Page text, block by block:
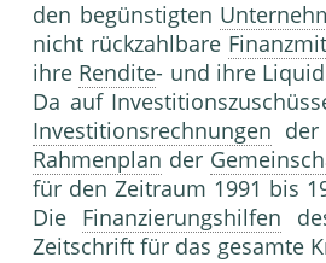
den begünstigten
nicht rückzahlbare
ihre Rendite- und ihre
Da auf
Investitionsrechnungen der
Rahmenplan der
für den Zeitraum 1991 bis
Die Finanzierungshilfen
Zeitschrift für das gesamte